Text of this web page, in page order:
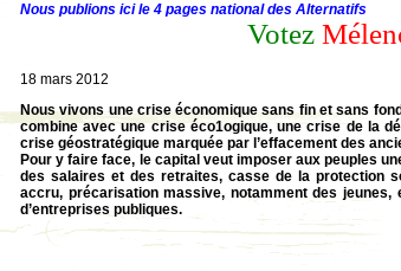
Nous publions ici le 4 pages national des Alternatifs
Votez
18 mars 2012
Nous vivons une crise économique sans fin et sans
combine avec une crise éco1ogique, une crise de la
crise géostratégique marquée par l’effacement des
Pour y faire face, le capital veut imposer aux peuples
des salaires et des retraites, casse de la protection
accru, précarisation massive, notamment des
d’entreprises publiques.